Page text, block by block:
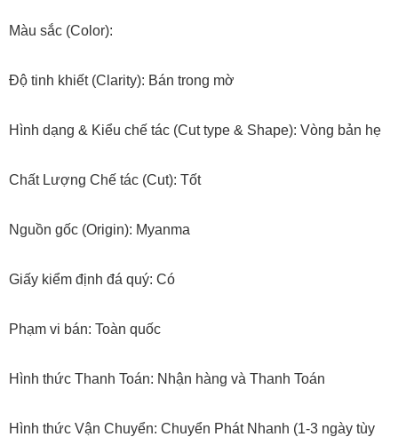
Màu sắc (Color):
Độ tinh khiết (Clarity): Bán trong mờ
Hình dạng & Kiểu chế tác (Cut type & Shape): Vòng bản hẹ
Chất Lượng Chế tác (Cut): Tốt
Nguồn gốc (Origin): Myanma
Giấy kiểm định đá quý: Có
Phạm vi bán: Toàn quốc
Hình thức Thanh Toán: Nhận hàng và Thanh Toán
Hình thức Vận Chuyển: Chuyển Phát Nhanh (1-3 ngày tùy